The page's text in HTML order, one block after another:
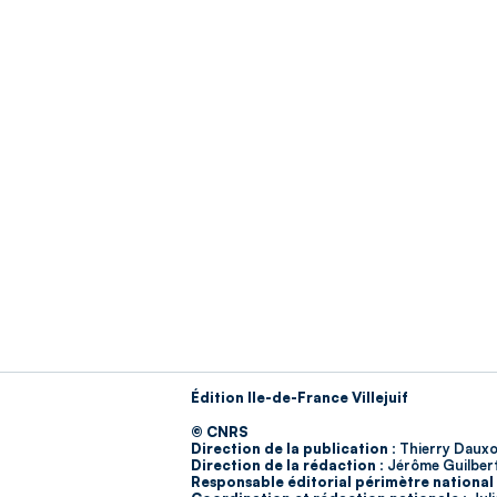
Édition Ile-de-France Villejuif
© CNRS
Direction de la publication : Thierry
Direction de la rédaction : Jérôme
Responsable éditorial périmètre national